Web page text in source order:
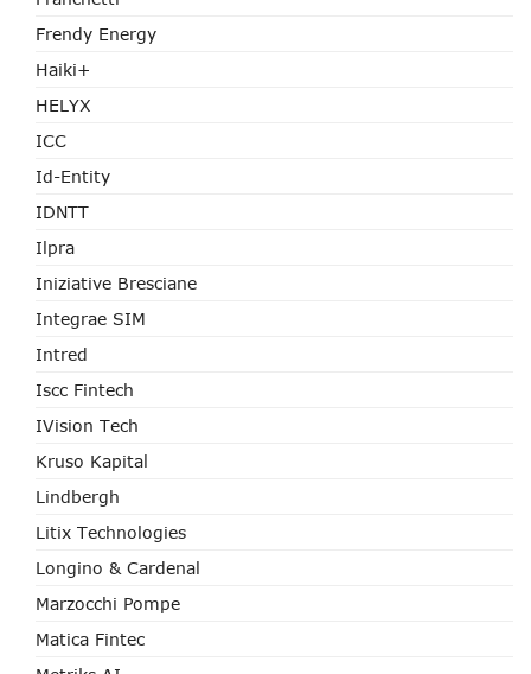
Frendy Energy
Haiki+
HELYX
ICC
Id-Entity
IDNTT
Ilpra
Iniziative Bresciane
Integrae SIM
Intred
Iscc Fintech
IVision Tech
Kruso Kapital
Lindbergh
Litix Technologies
Longino & Cardenal
Marzocchi Pompe
Matica Fintec